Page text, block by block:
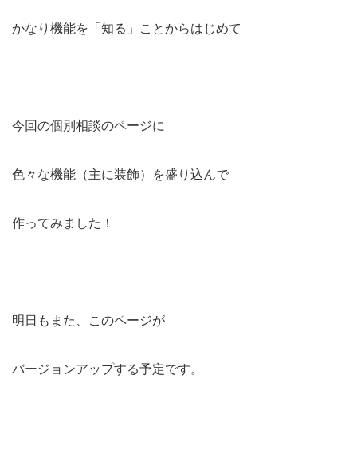
かなり機能を「知る」ことからはじめて
今回の個別相談のページに
色々な機能（主に装飾）を盛り込んで
作ってみました！
明日もまた、このページが
バージョンアップする予定です。